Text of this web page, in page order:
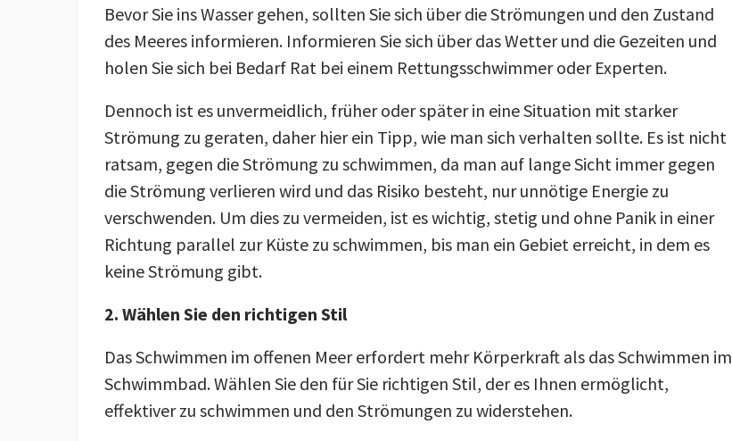
Bevor Sie ins Wasser gehen, sollten Sie sich über die Strömungen und den Zustand
des Meeres informieren. Informieren Sie sich über das Wetter und die Gezeiten und
holen Sie sich bei Bedarf Rat bei einem Rettungsschwimmer oder Experten.
Dennoch ist es unvermeidlich, früher oder später in eine Situation mit starker
Strömung zu geraten, daher hier ein Tipp, wie man sich verhalten sollte. Es ist nicht
ratsam, gegen die Strömung zu schwimmen, da man auf lange Sicht immer gegen
die Strömung verlieren wird und das Risiko besteht, nur unnötige Energie zu
verschwenden. Um dies zu vermeiden, ist es wichtig, stetig und ohne Panik in einer
Richtung parallel zur Küste zu schwimmen, bis man ein Gebiet erreicht, in dem es
keine Strömung gibt.
2. Wählen Sie den richtigen Stil
Das Schwimmen im offenen Meer erfordert mehr Körperkraft als das Schwimmen im
Schwimmbad. Wählen Sie den für Sie richtigen Stil, der es Ihnen ermöglicht,
effektiver zu schwimmen und den Strömungen zu widerstehen.